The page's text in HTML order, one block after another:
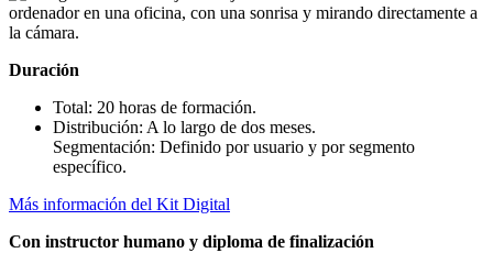
Duración
Total: 20 horas de formación.
Distribución: A lo largo de dos meses.
Segmentación: Definido por usuario y por segmento
específico.
Más información del Kit Digital
Con instructor humano y diploma de finalización